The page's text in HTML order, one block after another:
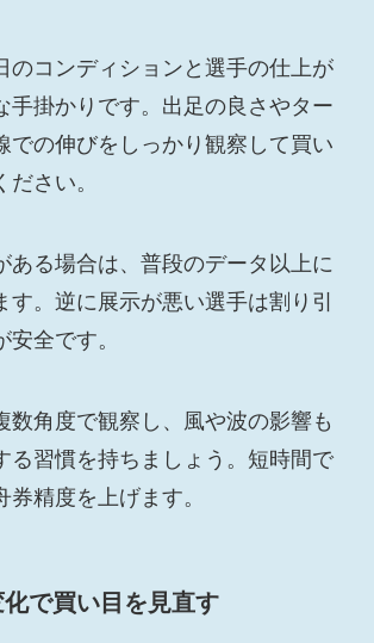
のコンディションと選手の仕上が
手掛かりです。出足の良さやター
での伸びをしっかり観察して買い
さい。
ある場合は、普段のデータ以上に
す。逆に展示が悪い選手は割り引
全です。
数角度で観察し、風や波の影響も
る習慣を持ちましょう。短時間で
券精度を上げます。
で買い目を見直す